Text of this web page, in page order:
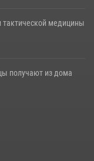
медицины
получают из дома